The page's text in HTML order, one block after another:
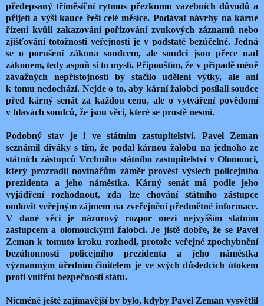
předepsaný tříměsíční rytmus přezkumu vazebních důvodů a
přijetí a výši kauce řeší celé měsíce. Podávat návrhy na kárné
řízení kvůli zakazování pořizování zvukových záznamů nebo
zjišťování totožnosti veřejnosti je v podstatě bezúčelné. Jedná
se o porušení zákona soudcem, ale soudci jsou přece nad
zákonem, tedy aspoň si to myslí. Připouštím, že v případě méně
závažných nepřístojností by stačilo udělení výtky, ale ani
k tomu nedochází. Nejde o to, aby kární žalobci posílali soudce
před kárný senát za každou cenu, ale o vytváření povědomí
v hlavách soudců, že jsou věci, které se prostě nesmí.
Podobný stav je i ve státním zastupitelství. Pavel Zeman
seznámil diváky s tím, že podal kárnou žalobu na jednoho ze
státních zástupců Vrchního státního zastupitelství v Olomouci,
který prozradil novinářům záměr provést výslech policejního
prezidenta a jeho náměstka. Kárný senát má podle jeho
vyjádření rozhodnout, zda lze chování státního zástupce
omluvit veřejným zájmem na zveřejnění předmětné informace.
V dané věci je názorový rozpor mezi nejvyšším státním
zástupcem a olomouckými žalobci. Je jistě dobře, že se Pavel
Zeman k tomuto kroku rozhodl, protože veřejné zpochybnění
bezúhonnosti policejního prezidenta a jeho náměstka
významným úředním činitelem je ve svých důsledcích útokem
proti vnitřní bezpečnosti státu.
Nicméně ještě zajímavější by bylo, kdyby Pavel Zeman vysvětlil